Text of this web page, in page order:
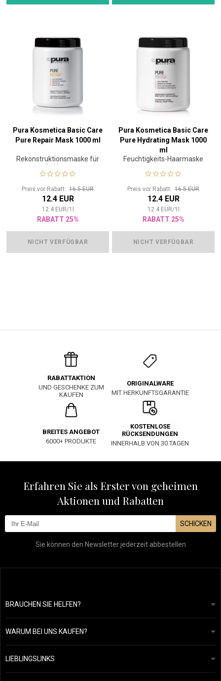
Pura Kosmetica Basic Care
Pure Repair Mask 1000 ml
Rekonstruktionsmaske für
die Haare
Preis vor Rabatt: 16.5 EUR
12.4 EUR
12.4 EUR/1
RABATT 25%
NICHT VERFÜGBAR
Pura Kosmetica Basic Care
Pure Hydrating Mask 1000
ml
Feuchtigkeits-Haarmaske
Preis vor Rabatt: 16.5 EUR
12.4 EUR
12.4 EUR/1
RABATT 25%
NICHT VERFÜGBAR
RABATTAKTION
UND GESCHENKE ZUM
KAUFEN
ORIGINALWARE
MIT HERKUNFTSGARANTIE
BREITES ANGEBOT
6000+ PRODUKTE
KOSTENLOSE
RÜCKSENDUNGEN
INNERHALB VON 30 TAGEN
Erfahren Sie als Erster von geheimen
Aktionen und Rabatten
SCHICKEN
Sie können den Newsletter jederzeit abbestellen
BRAUCHEN SIE HELFEN?
info@mapeja.de
Wir werden innerhalb von 24 Stunden antworten.
WARUM BEI UNS KAUFEN?
Allgemeine geschäftsbedingungen
Datenschutzerklärung
Übersicht über Zahlungen und Versand
Rückgabe von Waren
LIEBLINGSLINKS
Unsere Geschichte
Kérastase